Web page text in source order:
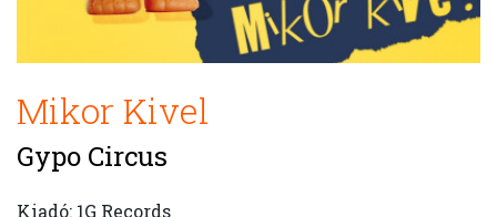
Mikor Kivel
Gypo Circus
Kiadó: 1G Records